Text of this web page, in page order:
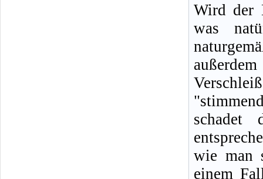
Wird der
was
schadet
wie man
einem